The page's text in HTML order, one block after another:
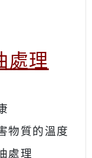
處理
物質的溫度
處理